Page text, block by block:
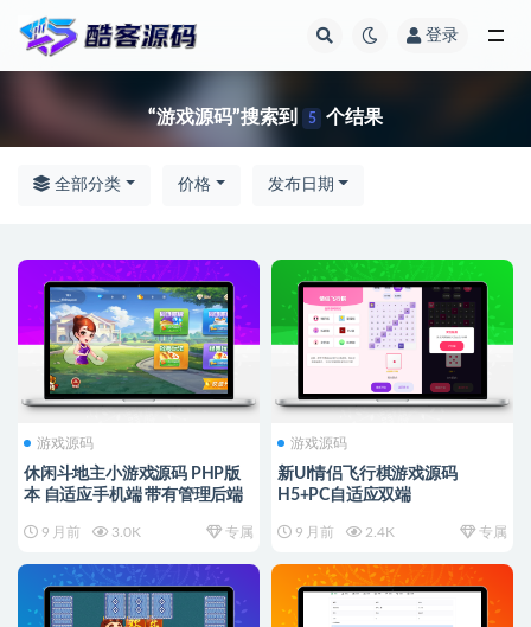
登录
“游戏源码”搜索到 5 个结果
全部分类 价格 发布日期
游戏源码
休闲斗地主小游戏源码 PHP版
本 自适应手机端 带有管理后端
9 月前 3.0K 专属
游戏源码
新UI情侣飞行棋游戏源码
H5+PC自适应双端
9 月前 2.4K 专属